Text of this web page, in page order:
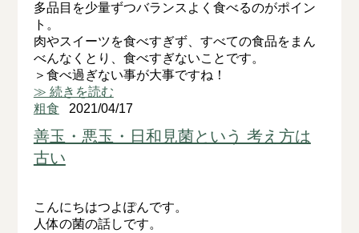
多品目を少量ずつバランスよく食べるのがポイン
ト。
肉やスイーツを食べすぎず、すべての食品をまん
べんなくとり、食べすぎないことです。
＞食べ過ぎない事が大事ですね！
≫ 続きを読む
粗食 2021/04/17
善玉・悪玉・日和見菌という 考え方は
古い
こんにちはつよぽんです。
人体の菌の話しです。